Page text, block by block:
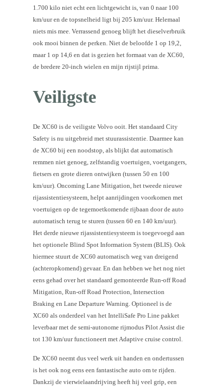
1.700 kilo niet echt een lichtgewicht is, van 0 naar 100
km/uur en de topsnelheid ligt bij 205 km/uur. Helemaal
niets mis mee. Verrassend genoeg blijft het dieselverbruik
ook mooi binnen de perken. Niet de beloofde 1 op 19,2,
maar 1 op 14,6 en dat is gezien het formaat van de XC60,
de bredere 20-inch wielen en mijn rijstijl prima.
Veiligste
De XC60 is de veiligste Volvo ooit. Het standaard City
Safety is nu uitgebreid met stuurassistentie. Daarmee kan
de XC60 bij een noodstop, als blijkt dat automatisch
remmen niet genoeg, zelfstandig voertuigen, voetgangers,
fietsers en grote dieren ontwijken (tussen 50 en 100
km/uur). Oncoming Lane Mitigation, het tweede nieuwe
rijassistentiesysteem, helpt aanrijdingen voorkomen met
voertuigen op de tegemoetkomende rijbaan door de auto
automatisch terug te sturen (tussen 60 en 140 km/uur).
Het derde nieuwe rijassistentiesysteem is toegevoegd aan
het optionele Blind Spot Information System (BLIS). Ook
hiermee stuurt de XC60 automatisch weg van dreigend
(achteropkomend) gevaar. En dan hebben we het nog niet
eens gehad over het standaard gemonteerde Run-off Road
Mitigation, Run-off Road Protection, Intersection
Braking en Lane Departure Warning. Optioneel is de
XC60 als onderdeel van het IntelliSafe Pro Line pakket
leverbaar met de semi-autonome rijmodus Pilot Assist die
tot 130 km/uur functioneert met Adaptive cruise control.
De XC60 neemt dus veel werk uit handen en ondertussen
is het ook nog eens een fantastische auto om te rijden.
Dankzij de vierwielaandrijving heeft hij veel grip, een